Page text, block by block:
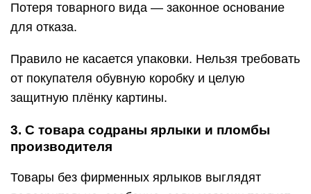
Потеря товарного вида — законное основание
для отказа.
Правило не касается упаковки. Нельзя требовать
от покупателя обувную коробку и целую
защитную плёнку картины.
3. С товара содраны ярлыки и пломбы
производителя
Товары без фирменных ярлыков выглядят